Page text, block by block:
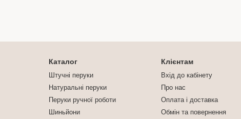
Каталог
Штучні перуки
Натуральні перуки
Перуки ручної роботи
Шиньйони
Клієнтам
Вхід до кабінету
Про нас
Оплата і доставка
Обмін та повернення